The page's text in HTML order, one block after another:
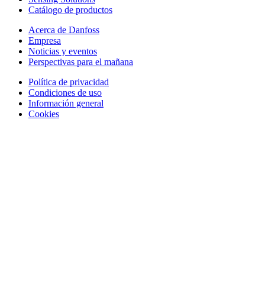
Catálogo de productos
Acerca de Danfoss
Empresa
Noticias y eventos
Perspectivas para el mañana
Política de privacidad
Condiciones de uso
Información general
Cookies